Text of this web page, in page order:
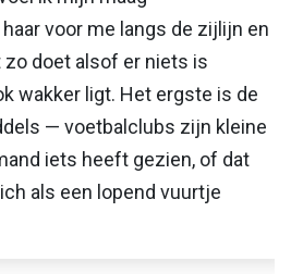
voor me langs de zijlijn en
doet alsof er niets is
wakker ligt. Het ergste is de
— voetbalclubs zijn kleine
iets heeft gezien, of dat
als een lopend vuurtje